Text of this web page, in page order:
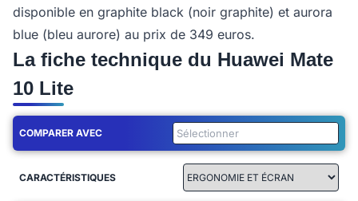
disponible en graphite black (noir graphite) et aurora
blue (bleu aurore) au prix de 349 euros.
La fiche technique du Huawei Mate
10 Lite
COMPARER AVEC
CARACTÉRISTIQUES